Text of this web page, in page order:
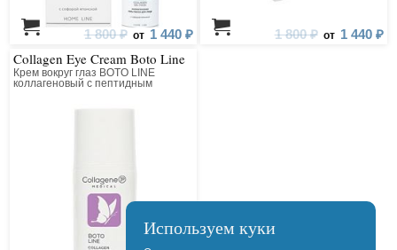
1 800 ₽ от 1 440 ₽ 1 800 ₽ от 1 440 ₽
Collagen Eye Cream Boto Line
Крем вокруг глаз BOTO LINE
коллагеновый с пептидным
Используем куки